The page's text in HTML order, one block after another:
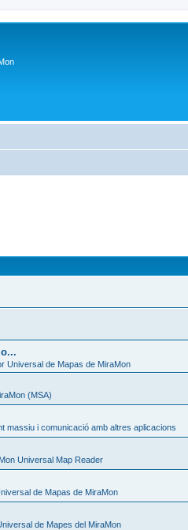
Universal de Mapas de MiraMon
(MSA)
massiu i comunicació amb altres aplicacions
Universal Map Reader
de Mapas de MiraMon
de Mapes del MiraMon